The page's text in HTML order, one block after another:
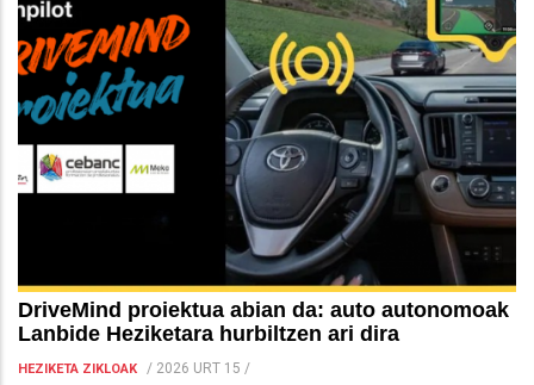
DriveMind proiektua abian da: auto autonomoak
Lanbide Heziketara hurbiltzen ari dira
HEZIKETA ZIKLOAK / 2026 URT 15 /